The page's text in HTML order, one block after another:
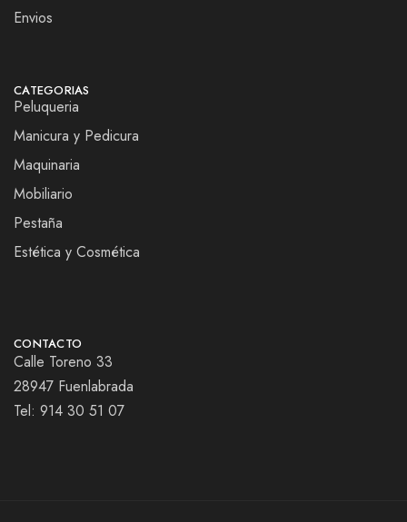
Envios
CATEGORIAS
Peluqueria
Manicura y Pedicura
Maquinaria
Mobiliario
Pestaña
Estética y Cosmética
CONTACTO
Calle Toreno 33
28947 Fuenlabrada
Tel: 914 30 51 07